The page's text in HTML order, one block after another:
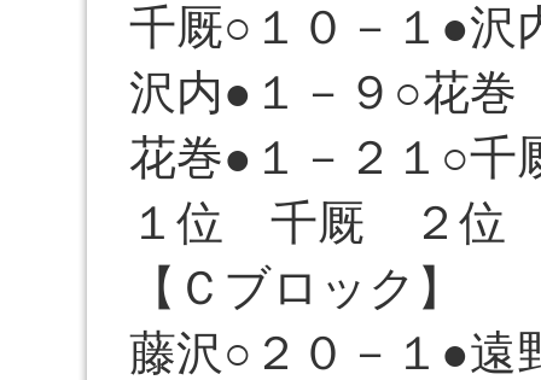
千厩○１０－１●沢
沢内●１－９○花巻
花巻●１－２１○千
１位 千厩 ２
【Ｃブロック】
藤沢○２０－１●遠